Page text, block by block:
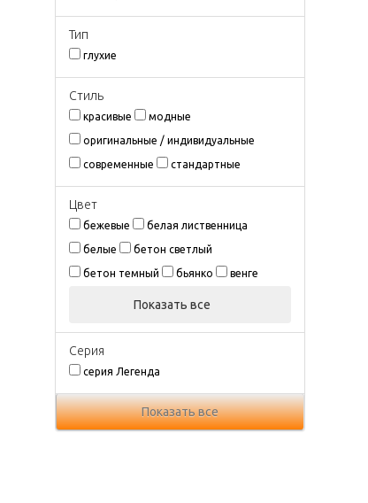
Тип
глухие
Стиль
красивые модные
оригинальные / индивидуальные
современные стандартные
Цвeт
бежевые белая лиственница
белые бетон светлый
бетон темный бьянко венге
Показать все
Серия
серия Легенда
Показать все